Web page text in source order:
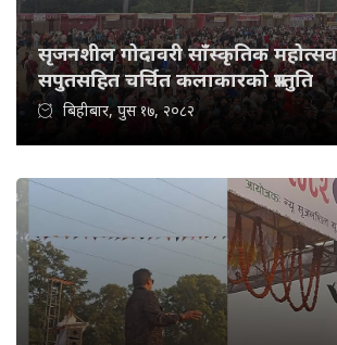
सृजनशील गोदावरी साँस्कृतिक
सपुतसहित चर्चित कलाकारको प्रस्तुति
बिहीबार, पुस १७, २०८२